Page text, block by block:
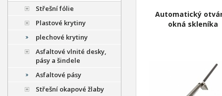
Automatický
okná skleníka
Střešní fólie
Plastové krytiny
plechové krytiny
Asfaltové vlnité desky,
pásy a šindele
Asfaltové pásy
Střešní okapové žlaby